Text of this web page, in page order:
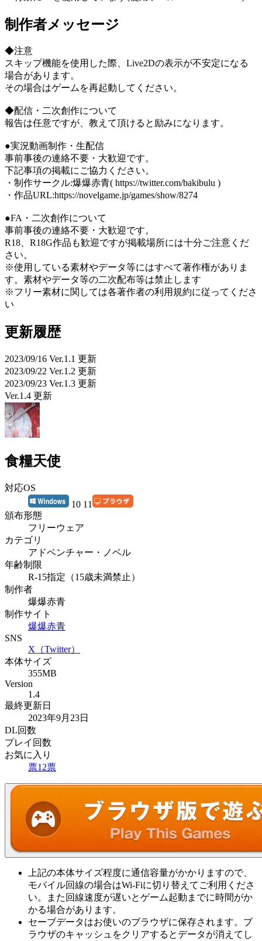
制作者メッセージ
◆注意
スキップ機能を使用した際、Live2Dの表示が不安定になる
場合があります。
その場合はゲームを再起動してください。
◆配信・二次創作について
報告は任意ですが、教えて頂けると励みになります。
●実況動画制作・生配信
事前事後の連絡不要・大歓迎です。
下記事項の掲載にご協力ください。
・制作サークル:爆爆赤青( https://twitter.com/bakibulu )
・作品URL:https://novelgame.jp/games/show/8274
●FA・二次創作について
事前事後の連絡不要・大歓迎です。
R18、R18G作品も歓迎ですが掲載場所には十分ご注意くだ
さい。
※使用している素材やデータ等にはすべて著作権がありま
す。素材やデータ等の二次配布等は禁止します
※フリー素材に関しては各著作者の利用規約に従ってくださ
い
更新履歴
2023/09/16 Ver.1.1 更新
2023/09/22 Ver.1.2 更新
2023/09/23 Ver.1.3 更新
Ver.1.4 更新
食糧天使
対応OS
10 11
頒布形態
フリーウェア
カテゴリ
アドベンチャー・ノベル
年齢制限
R-15指定（15歳未満禁止）
制作者
爆爆赤青
制作サイト
爆爆赤青
SNS
X（Twitter）
本体サイズ
355MB
Version
1.4
最終更新日
2023年9月23日
DL回数
プレイ回数
お気に入り
票12票
上記の本体サイズ程度に通信容量がかかりますので、
モバイル回線の場合はWi-Fiに切り替えてご利用くださ
い。また回線速度が遅いとゲーム起動までに時間がか
かる場合があります。
セーブデータはお使いのブラウザに保存されます。ブ
ラウザのキャッシュをクリアするとデータが消えてし